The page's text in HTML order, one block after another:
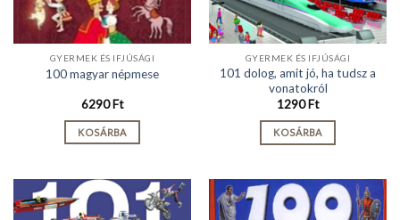
GYERMEK ÉS IFJÚSÁGI
100 magyar népmese
6290Ft
KOSÁRBA
GYERMEK ÉS IFJÚSÁGI
101 dolog, amit jó, ha tudsz a
vonatokról
1290Ft
KOSÁRBA